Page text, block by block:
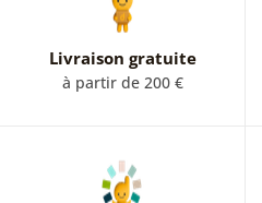
Livraison gratuite
à partir de 200 €